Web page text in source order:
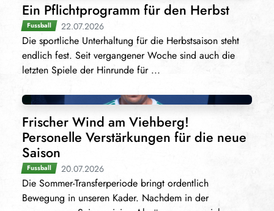
Ein Pflichtprogramm für den Herbst
Fussball 22.07.2026
Die sportliche Unterhaltung für die Herbstsaison steht
endlich fest. Seit vergangener Woche sind auch die
letzten Spiele der Hinrunde für ...
Frischer Wind am Viehberg!
Personelle Verstärkungen für die neue
Saison
Fussball 20.07.2026
Die Sommer-Transferperiode bringt ordentlich
Bewegung in unseren Kader. Nachdem in der